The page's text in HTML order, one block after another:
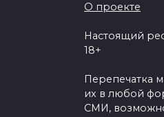
О проекте
Настоящий
18+
Перепечатка
их в любой
СМИ,